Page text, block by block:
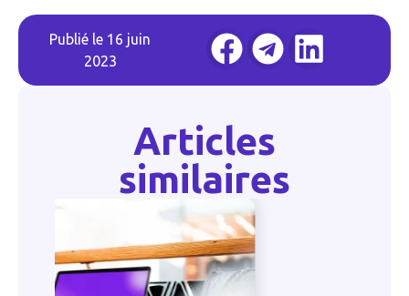
Publié le 16 juin
2023
Articles
similaires